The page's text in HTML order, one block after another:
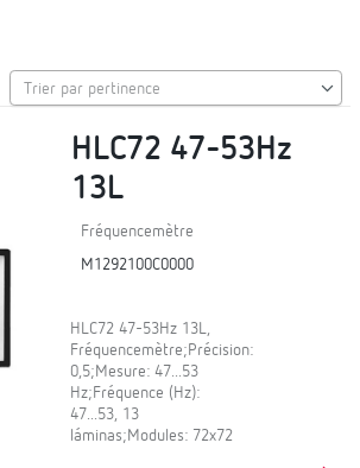
HLC72 47-53Hz
13L
Fréquencemètre
M1292100C0000
HLC72 47-53Hz 13L,
Fréquencemètre;Précision:
0,5;Mesure: 47...53
Hz;Fréquence (Hz):
47...53, 13
láminas;Modules: 72x72